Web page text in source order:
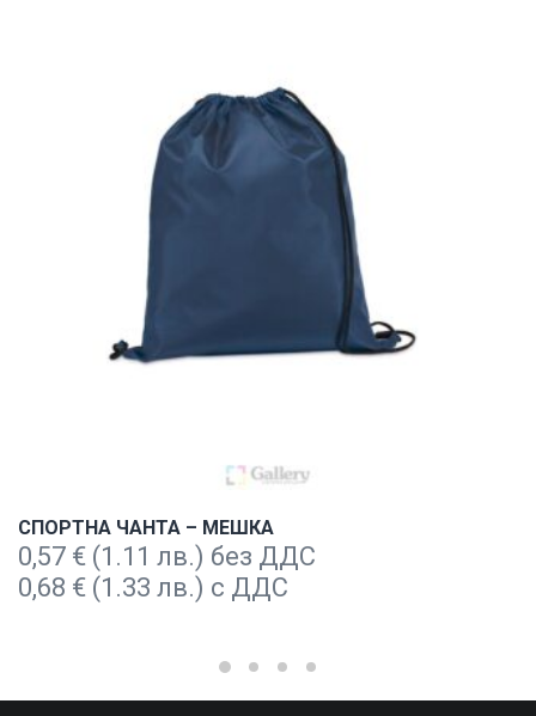
СПОРТНА ЧАНТА – МЕШКА
0,57 € (1.11 лв.) без ДДС
0,68 € (1.33 лв.) с ДДС